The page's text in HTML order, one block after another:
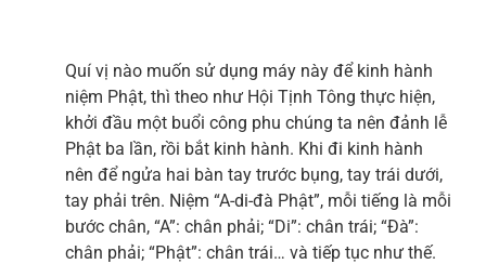
Quí vị nào muốn sử dụng máy này để kinh hành
niệm Phật, thì theo như Hội Tịnh Tông thực hiện,
khởi đầu một buổi công phu chúng ta nên đảnh lễ
Phật ba lần, rồi bắt kinh hành. Khi đi kinh hành
nên để ngửa hai bàn tay trước bụng, tay trái dưới,
tay phải trên. Niệm “A-di-đà Phật”, mỗi tiếng là mỗi
bước chân, “A”: chân phải; “Di”: chân trái; “Đà”:
chân phải; “Phật”: chân trái… và tiếp tục như thế.